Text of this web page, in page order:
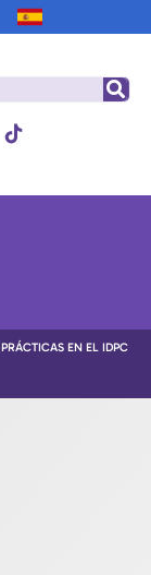
PRÁCTICAS EN EL IDPC